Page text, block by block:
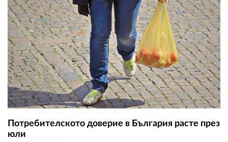
Потребителското доверие в България расте през
юли